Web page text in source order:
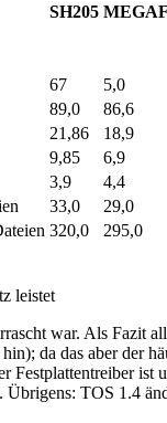
SH205
67 5,0
89,0 86,6
21,86 18,9
9,85 6,9
3,9 4,4
33,0 29,0
320,0 295,0
leistet
war. Als
da das aber der
Festplattentreiber
TOS 1.4